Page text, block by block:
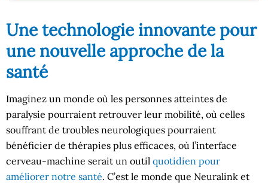
Une technologie innovante pour
une nouvelle approche de la
santé
Imaginez un monde où les personnes atteintes de
paralysie pourraient retrouver leur mobilité, où celles
souffrant de troubles neurologiques pourraient
bénéficier de thérapies plus efficaces, où l’interface
cerveau-machine serait un outil quotidien pour
améliorer notre santé. C’est le monde que Neuralink et